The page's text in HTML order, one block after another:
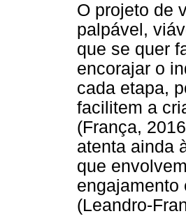
O projeto de
palpável,
que se quer
encorajar o
cada etapa,
facilitem a
(França,
atenta ainda
que
engajamento
(Leandro-